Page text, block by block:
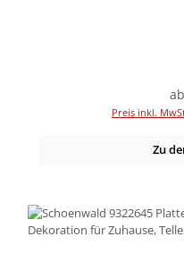
ab
Preis inkl.
Zu